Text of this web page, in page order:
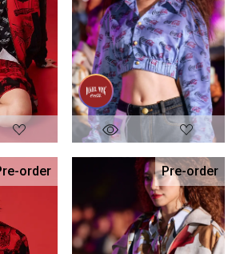
order Pre-order